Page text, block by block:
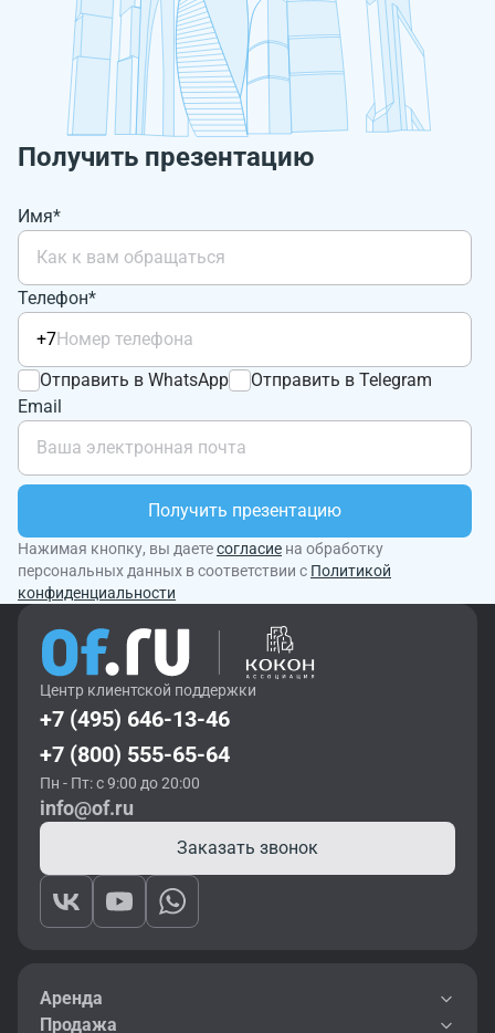
Получить презентацию
Имя*
Телефон*
+7
Отправить в WhatsApp
Отправить в Telegram
Email
Получить презентацию
Нажимая кнопку, вы даетесогласие на обработку
персональных данных в соответствии с Политикой
конфиденциальности
Центр клиентской поддержки
+7 (495) 646-13-46
+7 (800) 555-65-64
Пн - Пт: с 9:00 до 20:00
info@of.ru
Заказать звонок
Аренда
Продажа